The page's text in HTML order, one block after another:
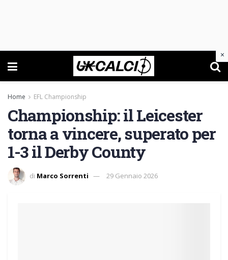
Home EFL Championship
Championship: il Leicester
torna a vincere, superato per
1-3 il Derby County
di Marco Sorrenti 29 Gennaio 2026
×